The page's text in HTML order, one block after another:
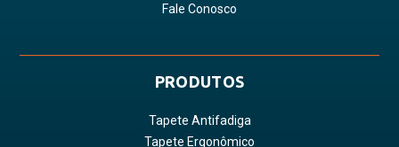
Fale Conosco
PRODUTOS
Tapete Antifadiga
Tapete Ergonômico